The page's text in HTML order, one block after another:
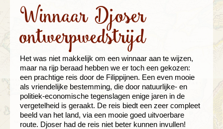
Winnaar Djoser
ontwerpwedstrijd
Het was niet makkelijk om een winnaar aan te wijzen,
maar na rijp beraad hebben we er toch een gekozen:
een prachtige reis door de Filippijnen. Een even mooie
als vriendelijke bestemming, die door natuurlijke- en
politiek-economische tegenslagen enige jaren in de
vergetelheid is geraakt. De reis biedt een zeer compleet
beeld van het land, via een mooie goed uitvoerbare
route. Djoser had de reis niet beter kunnen invullen!